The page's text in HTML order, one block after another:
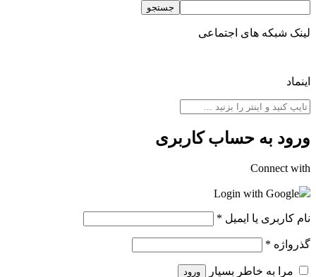
جستجو
لینک شبکه های اجتماعی
اینماد
ورود به حساب کاربری
Connect with
Login with Google
نام کاربری یا ایمیل *
گذرواژه *
مرا به خاطر بسپار ورود